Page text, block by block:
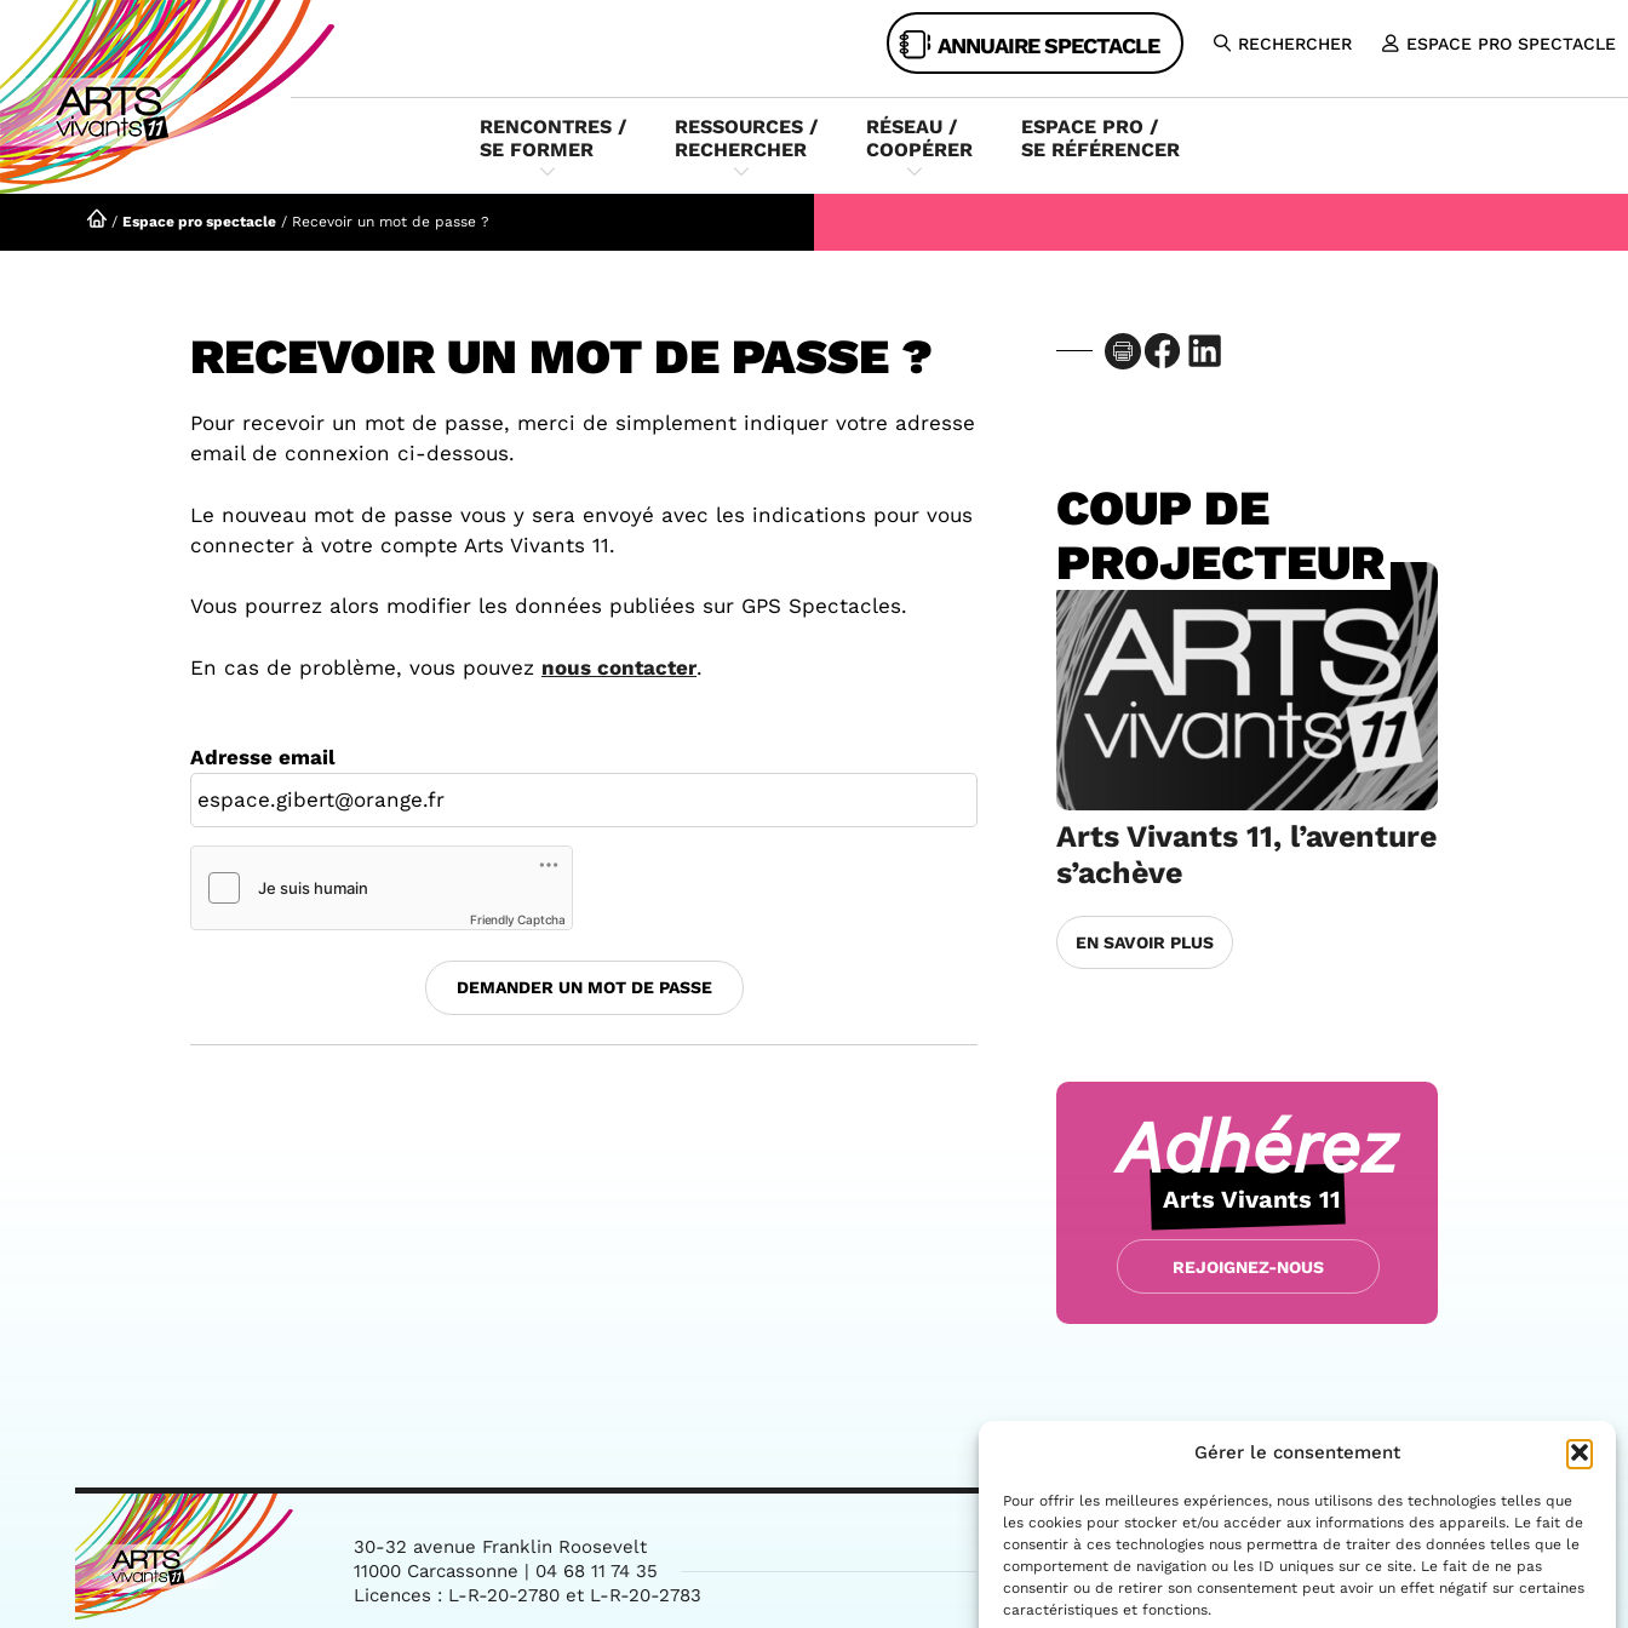
Gérer le consentement
Pour offrir les meilleures expériences, nous utilisons des technologies telles que
les cookies pour stocker et/ou accéder aux informations des appareils. Le fait de
consentir à ces technologies nous permettra de traiter des données telles que le
comportement de navigation ou les ID uniques sur ce site. Le fait de ne pas
consentir ou de retirer son consentement peut avoir un effet négatif sur certaines
caractéristiques et fonctions.
contenu
ANNUAIRE SPECTACLE
RECHERCHER
ESPACE PRO SPECTACLE
RENCONTRES /
SE FORMER
RESSOURCES /
RECHERCHER
RÉSEAU /
COOPÉRER
ESPACE PRO /
SE RÉFÉRENCER
/ Espace pro spectacle / Recevoir un mot de passe ?
RECEVOIR UN MOT DE PASSE ?
Pour recevoir un mot de passe, merci de simplement indiquer votre adresse
email de connexion ci-dessous.
Le nouveau mot de passe vous y sera envoyé avec les indications pour vous
connecter à votre compte Arts Vivants 11.
Vous pourrez alors modifier les données publiées sur GPS Spectacles.
En cas de problème, vous pouvez nous contacter.
Adresse email
Friendly Captcha
Facebook
LinkedIn
COUP DE
PROJECTEUR
Arts Vivants 11, l’aventure
s’achève
EN SAVOIR PLUS
Adhérez
Arts Vivants 11
REJOIGNEZ-NOUS
30-32 avenue Franklin Roosevelt
11000 Carcassonne | 04 68 11 74 35
Licences : L-R-20-2780 et L-R-20-2783
CONTACTEZ-NOUS